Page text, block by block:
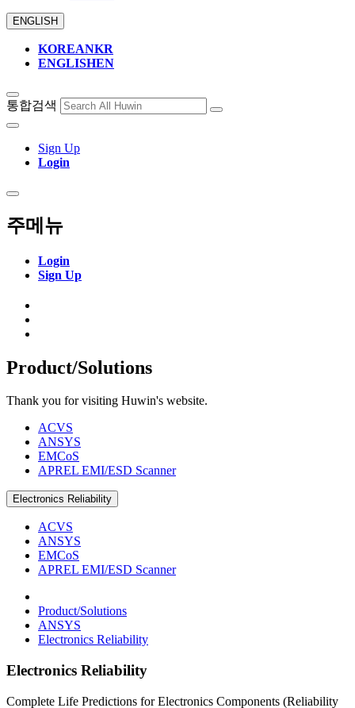
ENGLISH
KOREANKR
ENGLISHEN
통합검색
Sign Up
Login
주메뉴
Login
Sign Up
Product/Solutions
Thank you for visiting Huwin's website.
ACVS
ANSYS
EMCoS
APREL EMI/ESD Scanner
Electronics Reliability
ACVS
ANSYS
EMCoS
APREL EMI/ESD Scanner
Product/Solutions
ANSYS
Electronics Reliability
Electronics Reliability
Complete Life Predictions for Electronics Components (Reliability